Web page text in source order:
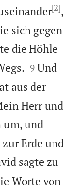
[2],
sich gegen
die Höhle


9 Und
aus der
Herr und
um, und
Erde und
sagte zu
Worte von